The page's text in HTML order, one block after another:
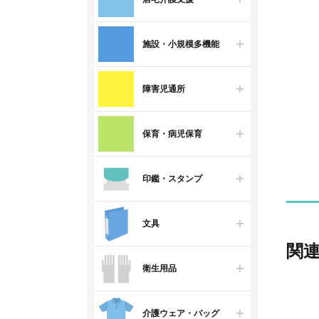
施設・小規模多機能
障害児通所
保育・病児保育
印鑑・スタンプ
文具
衛生用品
介護ウェア・バッグ
関